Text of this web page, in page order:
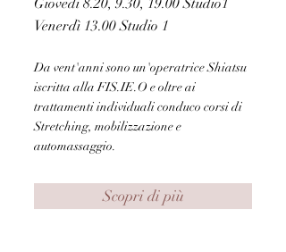
Giovedì 8.20, 9.30, 19.00 Studio1
Venerdì 13.00 Studio 1
Da vent'anni sono un'operatrice Shiatsu
iscritta alla FIS.IE.O e oltre ai
trattamenti individuali conduco corsi di
Stretching, mobilizzazione e
automassaggio.
Scopri di più